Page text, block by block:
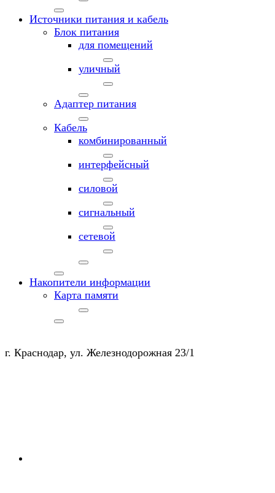
Источники питания и кабель
Блок питания
для помещений
уличный
Адаптер питания
Кабель
комбинированный
интерфейсный
силовой
сигнальный
сетевой
Накопители информации
Карта памяти
г. Краснодар, ул. Железнодорожная 23/1